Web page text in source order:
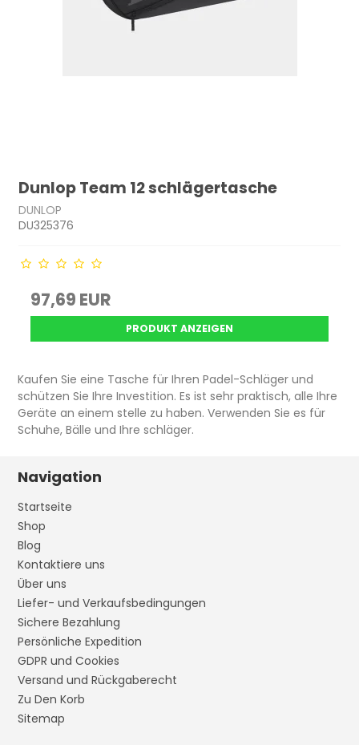
Dunlop Team 12 schlägertasche
DUNLOP
DU325376
97,69 EUR
PRODUKT ANZEIGEN
Kaufen Sie eine Tasche für Ihren Padel-Schläger und
schützen Sie Ihre Investition. Es ist sehr praktisch, alle Ihre
Geräte an einem stelle zu haben. Verwenden Sie es für
Schuhe, Bälle und Ihre schläger.
Navigation
Startseite
Shop
Blog
Kontaktiere uns
Über uns
Liefer- und Verkaufsbedingungen
Sichere Bezahlung
Persönliche Expedition
GDPR und Cookies
Versand und Rückgaberecht
Zu Den Korb
Sitemap